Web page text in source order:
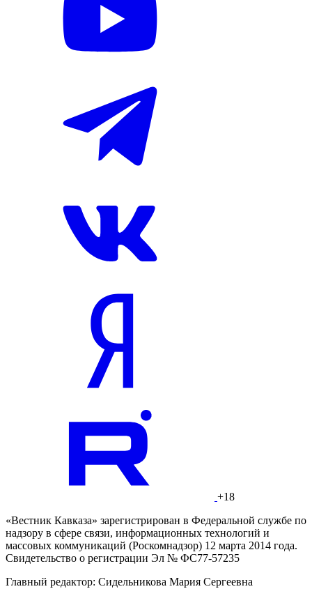
+18
«Вестник Кавказа» зарегистрирован в Федеральной службе по
надзору в сфере связи, информационных технологий и
массовых коммуникаций (Роскомнадзор) 12 марта 2014 года.
Свидетельство о регистрации Эл № ФС77-57235
Главный редактор: Сидельникова Мария Сергеевна